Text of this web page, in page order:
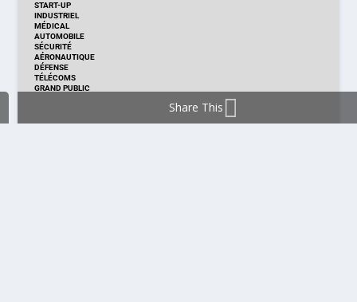
START-UP
INDUSTRIEL
MÉDICAL
AUTOMOBILE
SÉCURITÉ
AÉRONAUTIQUE
DÉFENSE
TÉLÉCOMS
GRAND PUBLIC
Share This